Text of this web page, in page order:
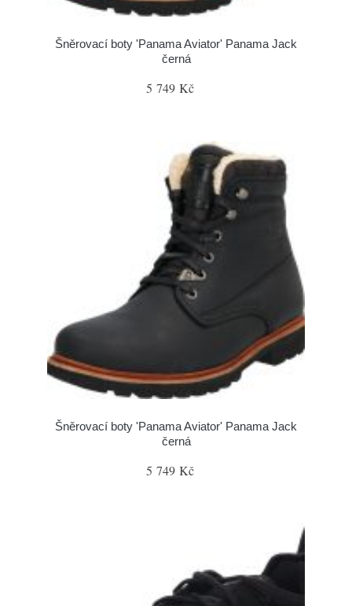
Šněrovací boty 'Panama Aviator' Panama Jack
černá
5 749 Kč
Šněrovací boty 'Panama Aviator' Panama Jack
černá
5 749 Kč